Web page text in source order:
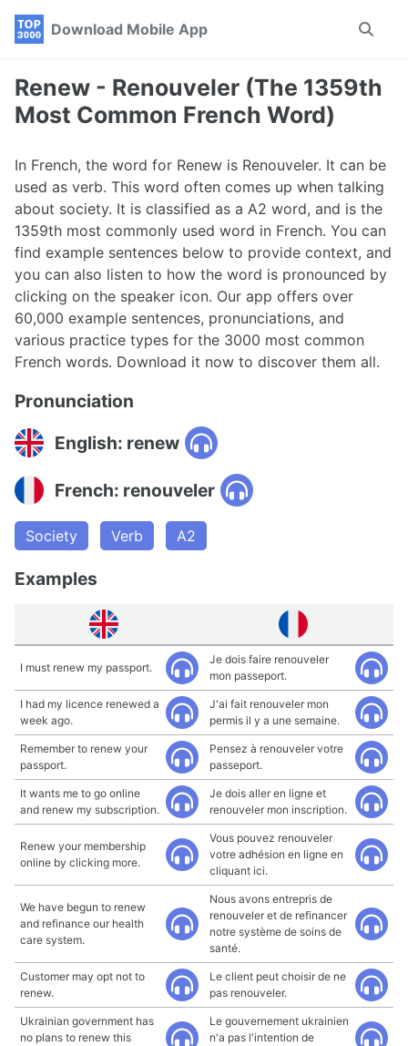
Skip
navigation
Skip
Skip
Download Mobile App
Toggle
Renew - Renouveler (The 1359th
Most Common French Word)
In French, the word for Renew is Renouveler. It can be
used as verb. This word often comes up when talking
about society. It is classified as a A2 word, and is the
1359th most commonly used word in French. You can
find example sentences below to provide context, and
you can also listen to how the word is pronounced by
clicking on the speaker icon. Our app offers over
60,000 example sentences, pronunciations, and
various practice types for the 3000 most common
French words. Download it now to discover them all.
Pronunciation
English: renew
French: renouveler
Society Verb A2
Examples
I must renew my passport.
Je dois faire renouveler
mon passeport.
I had my licence renewed a
week ago.
J'ai fait renouveler mon
permis il y a une semaine.
Remember to renew your
passport.
Pensez à renouveler votre
passeport.
It wants me to go online
and renew my subscription.
Je dois aller en ligne et
renouveler mon inscription.
Renew your membership
online by clicking more.
Vous pouvez renouveler
votre adhésion en ligne en
cliquant ici.
We have begun to renew
and refinance our health
care system.
Nous avons entrepris de
renouveler et de refinancer
notre système de soins de
santé.
Customer may opt not to
renew.
Le client peut choisir de ne
pas renouveler.
Ukrainian government has
no plans to renew this
Le gouvernement ukrainien
n'a pas l'intention de